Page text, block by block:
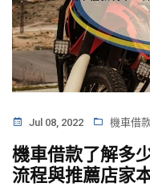
Jul 08, 2022 機車借
機車借款了解多
流程與推薦店家